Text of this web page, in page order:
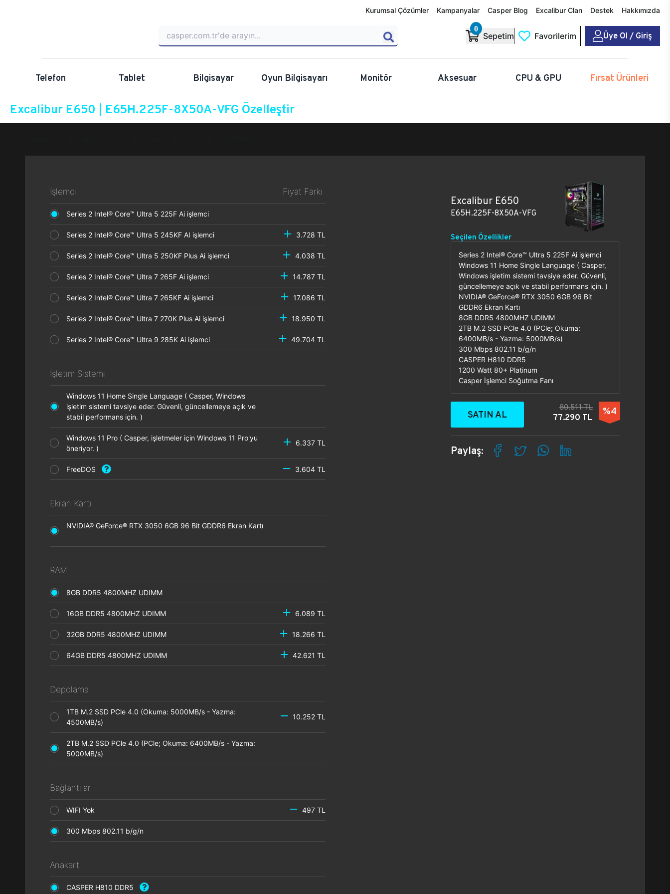
Kurumsal Çözümler Kampanyalar Casper Blog Excalibur Clan Destek Hakkımızda
0
Sepetim Favorilerim Üye Ol / Giriş
Telefon Tablet Bilgisayar Oyun Bilgisayarı Monitör Aksesuar CPU & GPU Fırsat Ürünleri
Excalibur E650 | E65H.225F-8X50A-VFG Özelleştir
İşlemci Fiyat Farkı
Series 2 Intel® Core™ Ultra 5 225F Ai işlemci
Series 2 Intel® Core™ Ultra 5 245KF AI işlemci 3.728 TL
Series 2 Intel® Core™ Ultra 5 250KF Plus Ai işlemci 4.038 TL
Series 2 Intel® Core™ Ultra 7 265F Ai işlemci 14.787 TL
Series 2 Intel® Core™ Ultra 7 265KF Ai işlemci 17.086 TL
Series 2 Intel® Core™ Ultra 7 270K Plus Ai işlemci 18.950 TL
Series 2 Intel® Core™ Ultra 9 285K Ai işlemci 49.704 TL
İşletim Sistemi
Windows 11 Home Single Language ( Casper, Windows
işletim sistemi tavsiye eder. Güvenli, güncellemeye açık ve
stabil performans için. )
Windows 11 Pro ( Casper, işletmeler için Windows 11 Pro'yu
öneriyor. )
6.337 TL
FreeDOS 3.604 TL
Ekran Kartı
NVIDIA® GeForce® RTX 3050 6GB 96 Bit GDDR6 Ekran Kartı
RAM
8GB DDR5 4800MHZ UDIMM
16GB DDR5 4800MHZ UDIMM 6.089 TL
32GB DDR5 4800MHZ UDIMM 18.266 TL
64GB DDR5 4800MHZ UDIMM 42.621 TL
Depolama
1TB M.2 SSD PCle 4.0 (Okuma: 5000MB/s - Yazma:
4500MB/s)
10.252 TL
2TB M.2 SSD PCle 4.0 (PCle; Okuma: 6400MB/s - Yazma:
5000MB/s)
Bağlantılar
WIFI Yok 497 TL
300 Mbps 802.11 b/g/n
Anakart
CASPER H810 DDR5
Excalibur E650
E65H.225F-8X50A-VFG
Seçilen Özellikler
Series 2 Intel® Core™ Ultra 5 225F Ai işlemci
Windows 11 Home Single Language ( Casper,
Windows işletim sistemi tavsiye eder. Güvenli,
güncellemeye açık ve stabil performans için. )
NVIDIA® GeForce® RTX 3050 6GB 96 Bit
GDDR6 Ekran Kartı
8GB DDR5 4800MHZ UDIMM
2TB M.2 SSD PCle 4.0 (PCle; Okuma:
6400MB/s - Yazma: 5000MB/s)
300 Mbps 802.11 b/g/n
CASPER H810 DDR5
1200 Watt 80+ Platinum
Casper İşlemci Soğutma Fanı
SATIN AL
80.511 TL
77.290 TL
%4
Paylaş: